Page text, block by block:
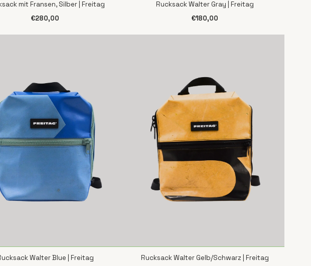
SCHNELLANSICHT
mit Fransen, Silber | Freitag
€280,00
SCHNELLANSICHT
Rucksack Walter Gray | Freitag
€180,00
SCHNELLANSICHT
Walter Blue | Freitag
SCHNELLANSICHT
Rucksack Walter Gelb/Schwarz | Freitag